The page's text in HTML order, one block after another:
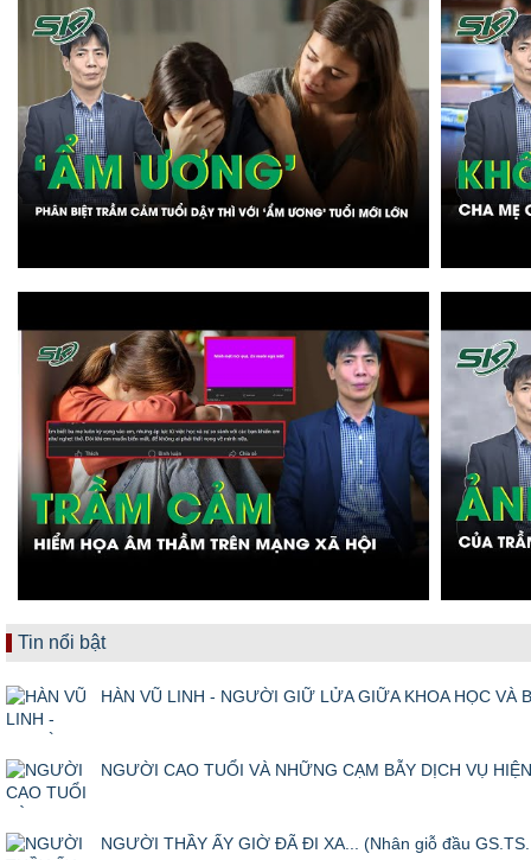
Tin nổi bật
HÀN VŨ LINH - NGƯỜI GIỮ LỬA GIỮA KHOA HỌC VÀ
NGƯỜI CAO TUỔI VÀ NHỮNG CẠM BẪY DỊCH VỤ
NGƯỜI THẦY ẤY GIỜ ĐÃ ĐI XA... (Nhân giỗ đầu